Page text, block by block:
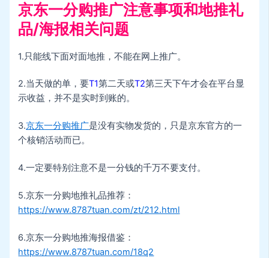
京东一分购推广注意事项和地推礼
品/海报相关问题
1.只能线下面对面地推，不能在网上推广。
2.当天做的单，要T1第二天或T2第三天下午才会在平台显
示收益，并不是实时到账的。
3.京东一分购推广是没有实物发货的，只是京东官方的一
个核销活动而已。
4.一定要特别注意不是一分钱的千万不要支付。
5.京东一分购地推礼品推荐：
https://www.8787tuan.com/zt/212.html
6.京东一分购地推海报借鉴：
https://www.8787tuan.com/18q2